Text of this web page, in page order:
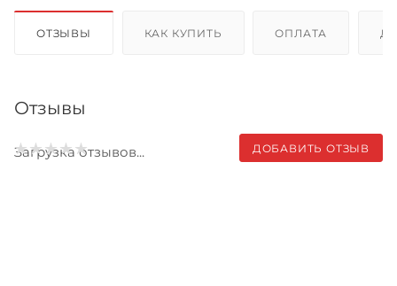
ОТЗЫВЫ КАК КУПИТЬ ОПЛАТА
Отзывы
ДОБАВИТЬ ОТЗЫВ
Загрузка отзывов...